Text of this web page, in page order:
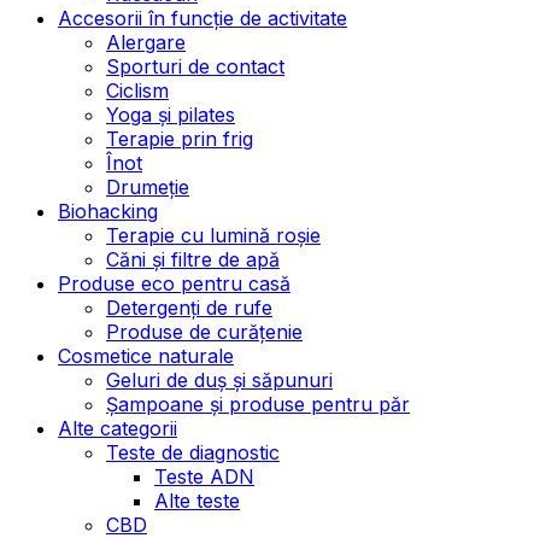
Accesorii în funcție de activitate
Alergare
Sporturi de contact
Ciclism
Yoga și pilates
Terapie prin frig
Înot
Drumeție
Biohacking
Terapie cu lumină roșie
Căni și filtre de apă
Produse eco pentru casă
Detergenți de rufe
Produse de curățenie
Cosmetice naturale
Geluri de duș și săpunuri
Șampoane și produse pentru păr
Alte categorii
Teste de diagnostic
Teste ADN
Alte teste
CBD